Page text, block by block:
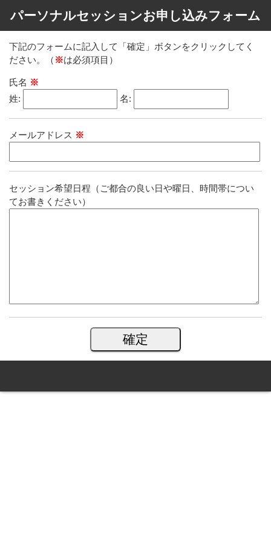
パーソナルセッションお申し込みフォーム
下記のフォームに記入して「確定」ボタンをクリックしてく
ださい。（ ※は必須項目）
氏名 ※
姓:
名:
メールアドレス ※
セッション希望日程（ご都合の良い日や曜日、時間帯につい
てお書きください）